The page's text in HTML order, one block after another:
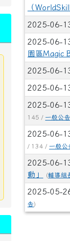
（
2025-06-
2025-06-
園區Magic
2025-06-
2025-06-
2025-06-
145 / 一般公
2025-06-
/ 134 / 一般公
2025-06-
動」
(輔導組
2025-05-
告)